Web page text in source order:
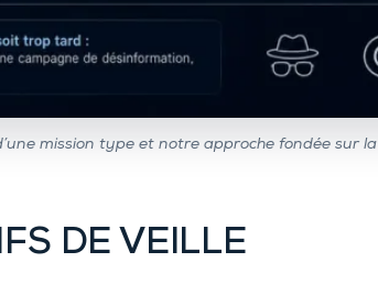
mission type et notre approche fondée sur la
DE VEILLE